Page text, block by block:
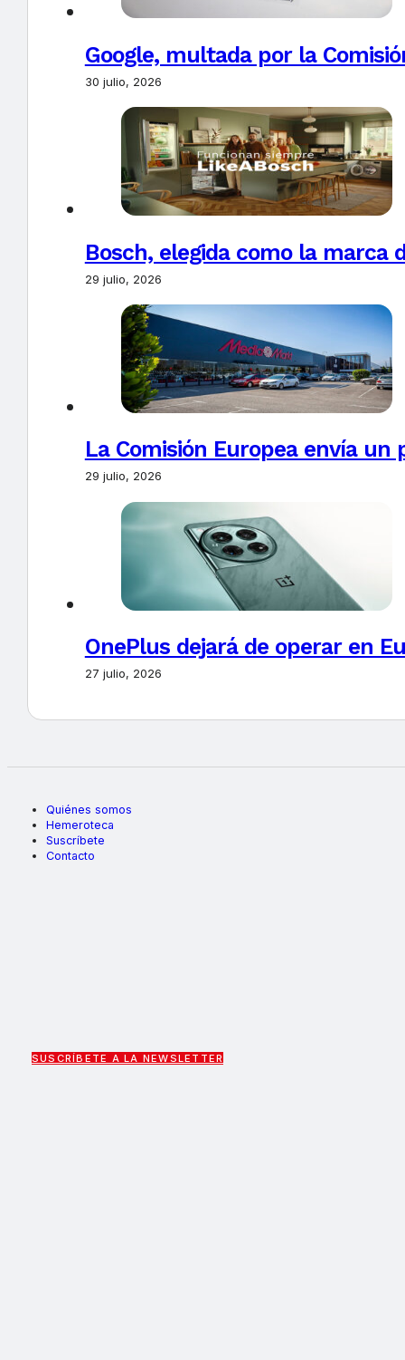
Google, multada por la
30 julio, 2026
Bosch, elegida como la marca
29 julio, 2026
La Comisión Europea envía un
29 julio, 2026
OnePlus dejará de operar en
27 julio, 2026
Quiénes somos
Hemeroteca
Suscríbete
Contacto
SUSCRÍBETE A LA NEWSLETTER